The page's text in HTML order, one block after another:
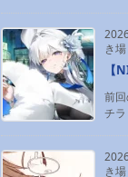
き場
【
前
チ
き場